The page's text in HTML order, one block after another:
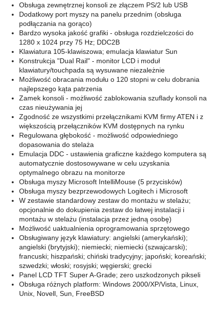
Obsługa zewnętrznej konsoli ze złączem PS/2 lub USB
Dodatkowy port myszy na panelu przednim (obsługa
podłączania na gorąco)
Bardzo wysoka jakość grafiki - obsługa rozdzielczości do
1280 x 1024 przy 75 Hz; DDC2B
Klawiatura 105-klawiszowa; emulacja klawiatur Sun
Konstrukcja ​​"Dual Rail​​" - monitor LCD i moduł
klawiatury/touchpada są wysuwane niezależnie
Możliwość obracania modułu o 120 stopni w celu dobrania
najlepszego kąta patrzenia
Zamek konsoli - możliwość zablokowania szuflady konsoli na
czas nieużywania jej
Zgodność ze wszystkimi przełącznikami KVM firmy ATEN i z
większością przełączników KVM dostępnych na rynku
Regulowana głębokość - możliwość odpowiedniego
dopasowania do stelaża
Emulacja DDC - ustawienia graficzne każdego komputera są
automatycznie dostosowywane w celu uzyskania
optymalnego obrazu na monitorze
Obsługa myszy Microsoft IntelliMouse (5 przycisków)
Obsługa myszy bezprzewodowych Logitech i Microsoft
W zestawie standardowy zestaw do montażu w stelażu;
opcjonalnie do dokupienia zestaw do łatwej instalacji i
montażu w stelażu (instalacja przez jedną osobę)
Możliwość uaktualnienia oprogramowania sprzętowego
Obsługiwany język klawiatury: angielski (amerykański);
angielski (brytyjski); niemiecki; niemiecki (szwajcarski);
francuski; hiszpański; chiński tradycyjny; japoński; koreański;
szwedzki; włoski; rosyjski; węgierski; grecki
Panel LCD TFT Super A-Grade; zero uszkodzonych pikseli
Obsługa różnych platform: Windows 2000/XP/Vista, Linux,
Unix, Novell, Sun, FreeBSD